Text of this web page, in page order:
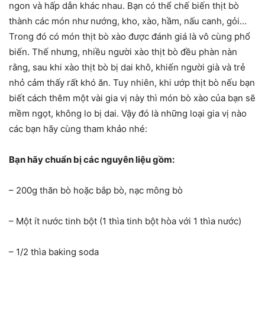
ngon và hấp dẫn khác nhau. Bạn có thể chế biến thịt bò
thành các món như nướng, kho, xào, hầm, nấu canh, gỏi…
Trong đó có món thịt bò xào được đánh giá là vô cùng phổ
biến. Thế nhưng, nhiều người xào thịt bò đều phàn nàn
rằng, sau khi xào thịt bò bị dai khô, khiến người già và trẻ
nhỏ cảm thấy rất khó ăn. Tuy nhiên, khi ướp thịt bò nếu bạn
biết cách thêm một vài gia vị này thì món bò xào của bạn sẽ
mềm ngọt, không lo bị dai. Vậy đó là những loại gia vị nào
các bạn hãy cùng tham khảo nhé:
Bạn hãy chuẩn bị các nguyên liệu gồm:
– 200g thăn bò hoặc bắp bò, nạc mông bò
– Một ít nước tinh bột (1 thìa tinh bột hòa với 1 thìa nước)
– 1/2 thìa baking soda